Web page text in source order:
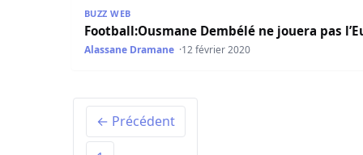
BUZZ WEB
Football:Ousmane Dembélé ne jouera pas
Alassane Dramane 12 février 2020
← Précédent